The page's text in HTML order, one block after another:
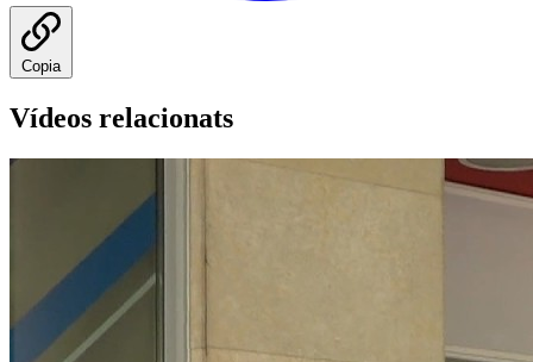
Copia
Vídeos relacionats